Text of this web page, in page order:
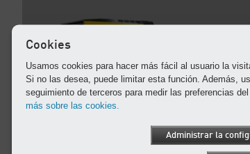
Cookies
Usamos cookies para hacer más fácil al usuario la
Si no las desea, puede limitar esta función. Además,
seguimiento de terceros para medir las preferencias del
más sobre las cookies.
Administrar la